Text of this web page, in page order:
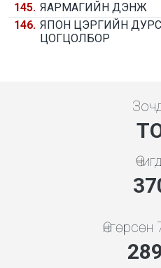
145. ЯАРМАГИЙН ДЭНЖ
146. ЯПОН ЦЭРГИЙН
ЦОГЦОЛБОР